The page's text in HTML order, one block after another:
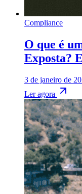
Compliance
O que é
Exposta?
3 de janeiro de
Ler agora